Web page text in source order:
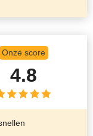
Onze score
4.8